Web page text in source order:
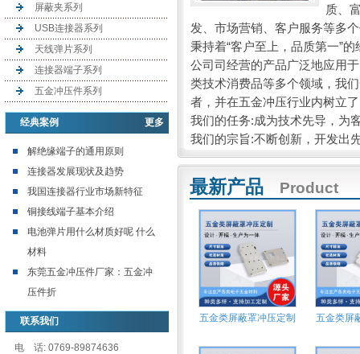
屏蔽夹系列
USB连接器系列
天线弹片系列
连接器端子系列
五金冲压件系列
更多
经典案例
解绝缘端子的通用原则
连接器发展现状及趋势
我国连接器行业市场新特征
铜接线端子基本介绍
电池弹片用什么材质好呢 什么
材料
东莞五金冲压件厂家：五金冲
压件折
联系我们
电 话: 0769-89874636
质、
发、市场营销、客户服务等多
秉持着“客户至上，品质第一”的
公司司经营的产品广泛地应用
类技术消费品等多个领域，我
者，并在五金冲压行业内树立
我们的任务:成为技术先导，为
我们的宗旨:不断创新，开发出
最新产品 Product
五金类屏蔽罩冲压定制 五金类屏